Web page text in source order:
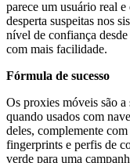
parece um usuário real
desperta suspeitas nos
nível de confiança
com mais facilidade.
Fórmula de sucesso
Os proxies móveis são
quando usados com
deles, complemente
fingerprints e perfis de
verde para uma